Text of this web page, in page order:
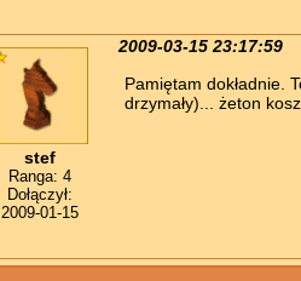
stef
Ranga: 4
Dołączył:
2009-01-15
2009-03-15 23:17:59
Pamiętam dokładnie.
drzymały)... żeton